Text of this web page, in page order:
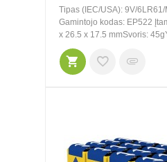
Tipas (IEC/USA): 9V/
Gamintojo kodas: EP522
x 26.5 x 17.5 mmSvoris: